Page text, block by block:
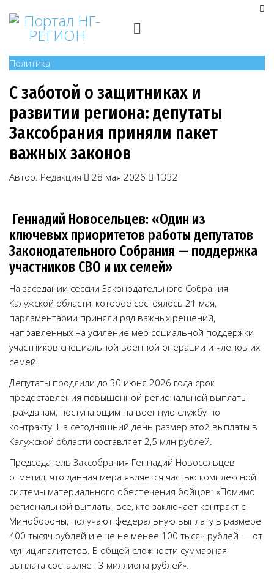
Политика
С заботой о защитниках и
развитии региона: депутаты
Заксобрания приняли пакет
важных законов
Автор: Редакция 28 мая 2026 1332
Геннадий Новосельцев: «Один из
ключевых приоритетов работы депутатов
Законодательного Собрания — поддержка
участников СВО и их семей»
На заседании сессии Законодательного Собрания
Калужской области, которое состоялось 21 мая,
парламентарии приняли ряд важных решений,
направленных на усиление мер социальной поддержки
участников специальной военной операции и членов их
семей.
Депутаты продлили до 30 июня 2026 года срок
предоставления повышенной региональной выплаты
гражданам, поступающим на военную службу по
контракту. На сегодняшний день размер этой выплаты в
Калужской области составляет 2,5 млн рублей.
Председатель Заксобрания Геннадий Новосельцев
отметил, что данная мера является частью комплексной
системы материального обеспечения бойцов: «Помимо
региональной выплаты, все, кто заключает контракт с
Минобороны, получают федеральную выплату в размере
400 тысяч рублей и еще не менее 100 тысяч рублей — от
муниципалитетов. В общей сложности суммарная
выплата составляет 3 миллиона рублей».